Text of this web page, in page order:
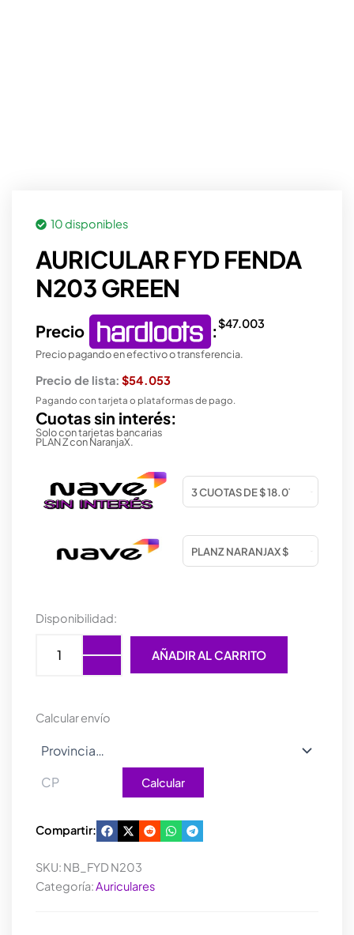
10 disponibles
AURICULAR FYD FENDA
N203 GREEN
Precio :$47.003
Precio pagando en efectivo o transferencia.
Precio de lista: $54.053
Pagando con tarjeta o plataformas de pago.
Cuotas sin interés:
Solo con tarjetas bancarias
PLAN Z con NaranjaX.
Disponibilidad:
AURICULAR
FENDA
N203
AÑADIR AL CARRITO
Calcular envío
Calcular
Compartir:
SKU: NB_FYD N203
Categoría:Auriculares